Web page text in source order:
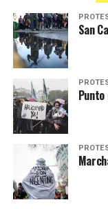
San